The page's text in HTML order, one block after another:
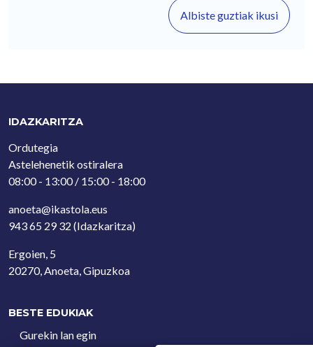
Albiste guztiak ikusi
IDAZKARITZA
Ordutegia
Astelehenetik ostiralera
08:00 - 13:00 / 15:00 - 18:00
anoeta@ikastola.eus
943 65 29 32 (Idazkaritza)
Ergoien, 5
20270, Anoeta, Gipuzkoa
BESTE EDUKIAK
Gurekin lan egin